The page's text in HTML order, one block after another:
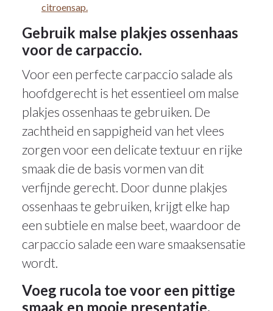
citroensap.
Gebruik malse plakjes ossenhaas
voor de carpaccio.
Voor een perfecte carpaccio salade als
hoofdgerecht is het essentieel om malse
plakjes ossenhaas te gebruiken. De
zachtheid en sappigheid van het vlees
zorgen voor een delicate textuur en rijke
smaak die de basis vormen van dit
verfijnde gerecht. Door dunne plakjes
ossenhaas te gebruiken, krijgt elke hap
een subtiele en malse beet, waardoor de
carpaccio salade een ware smaaksensatie
wordt.
Voeg rucola toe voor een pittige
smaak en mooie presentatie.